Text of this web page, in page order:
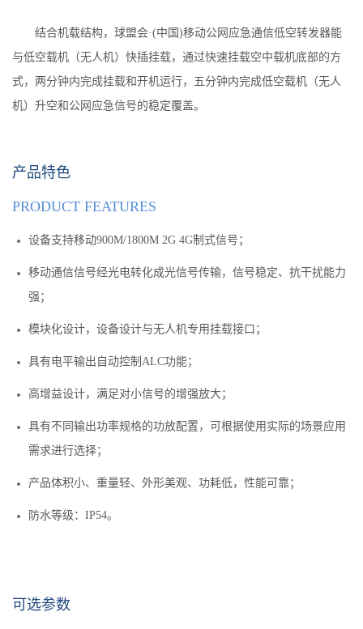
结合机载结构，球盟会·(中国)移动公网应急通信低空转发器能
与低空载机（无人机）快插挂载，通过快速挂载空中载机底部的方
式，两分钟内完成挂载和开机运行，五分钟内完成低空载机（无人
机）升空和公网应急信号的稳定覆盖。
产品特色
PRODUCT FEATURES
设备支持移动900M/1800M 2G 4G制式信号；
移动通信信号经光电转化成光信号传输，信号稳定、抗干扰能力
强；
模块化设计，设备设计与无人机专用挂载接口；
具有电平输出自动控制ALC功能；
高增益设计，满足对小信号的增强放大；
具有不同输出功率规格的功放配置，可根据使用实际的场景应用
需求进行选择；
产品体积小、重量轻、外形美观、功耗低，性能可靠；
防水等级：IP54。
可选参数